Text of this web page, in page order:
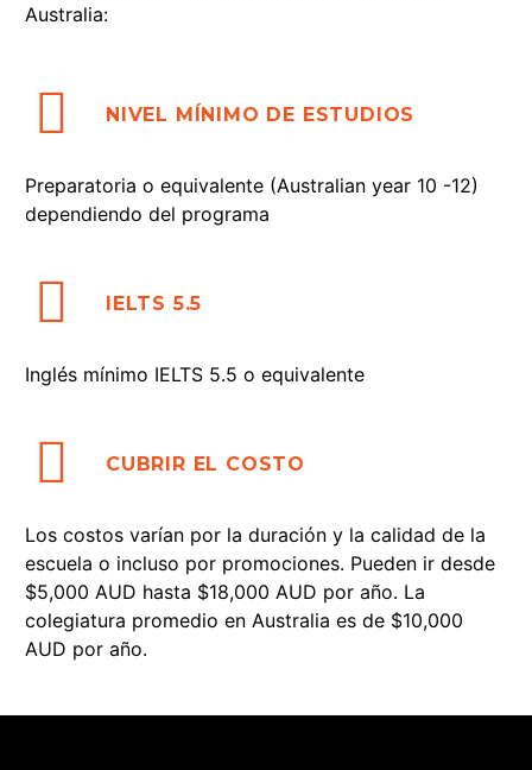
Australia:

 NIVEL MÍNIMO DE ESTUDIOS
Preparatoria o equivalente (Australian year 10 -12)
dependiendo del programa

 IELTS 5.5
Inglés mínimo IELTS 5.5 o equivalente

 CUBRIR EL COSTO
Los costos varían por la duración y la calidad de la
escuela o incluso por promociones. Pueden ir desde
$5,000 AUD hasta $18,000 AUD por año. La
colegiatura promedio en Australia es de $10,000
AUD por año.